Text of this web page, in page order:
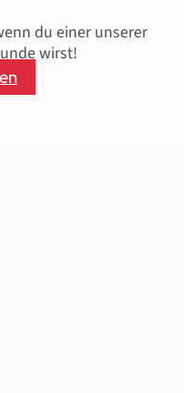
du einer unserer
wirst!